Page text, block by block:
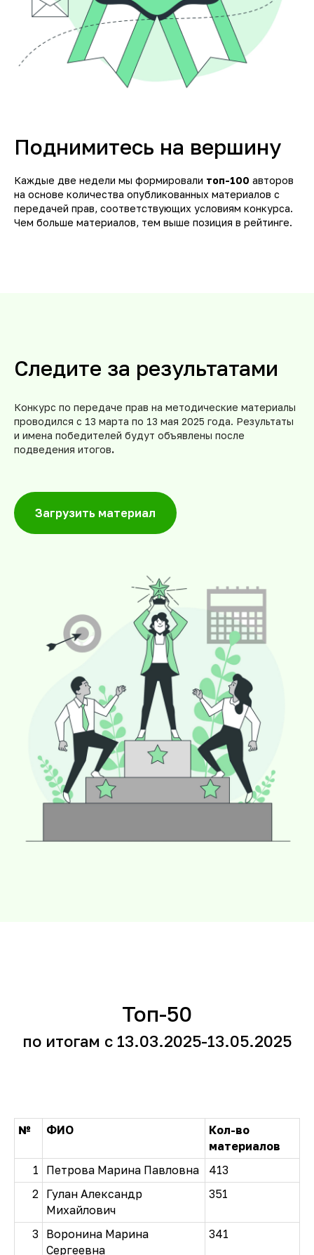
Поднимитесь на вершину
Каждые две недели мы формировали топ-100 авторов
на основе количества опубликованных материалов с
передачей прав, соответствующих условиям конкурса.
Чем больше материалов, тем выше позиция в рейтинге.
Следите за результатами
Конкурс по передаче прав на методические материалы
проводился с 13 марта по 13 мая 2025 года. Результаты
и имена победителей будут объявлены после
подведения итогов.
Загрузить материал
Топ-50
по итогам с 13.03.2025-13.05.2025
№ ФИО
Кол-во
материалов
1
Петрова Марина Павловна
413
2 Гулан Александр
Михайлович
351
3
Воронина Марина
Сергеевна
341